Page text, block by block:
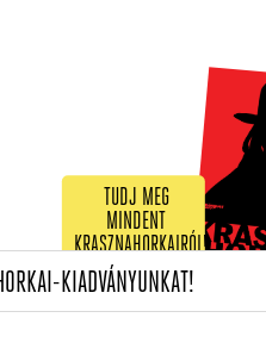
TUDJ MEG
MINDENT
KRASZNAHORKAIRÓL!
KIADVÁNYUNKAT!(CURRENT)